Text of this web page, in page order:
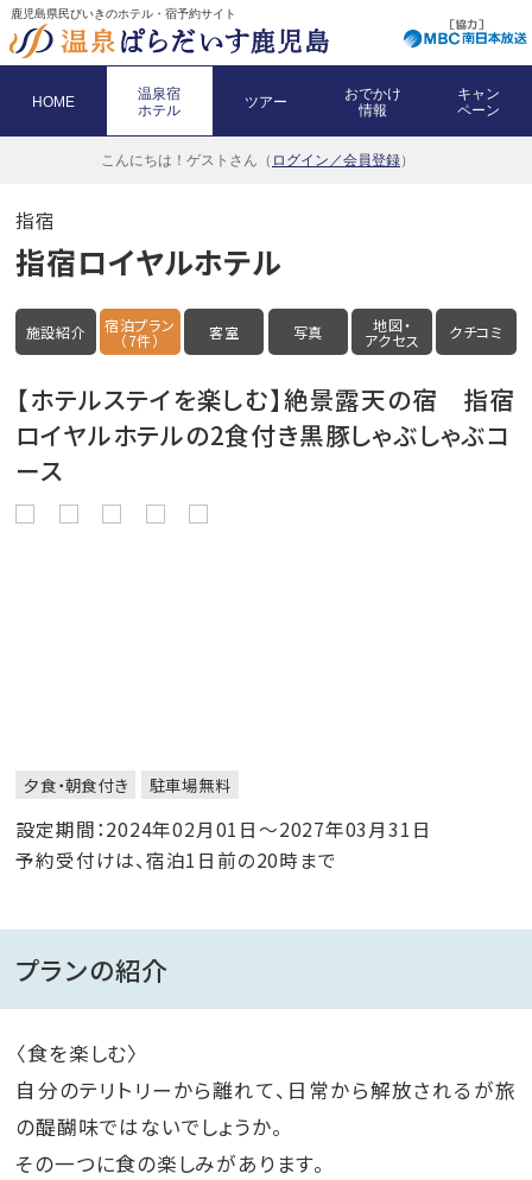
鹿児島県民びいきのホテル・宿予約サイト
HOME
温泉宿
ホテル
ツアー
おでかけ
情報
キャン
ペーン
こんにちは！ ゲストさん（ ログイン／会員登録）
指宿
指宿ロイヤルホテル
施設紹介 宿泊プラン
（7件） 客室 写真 地図・
アクセス クチコミ
【ホテルステイを楽しむ】絶景露天の宿 指宿
ロイヤルホテルの2食付き黒豚しゃぶしゃぶコ
ース
夕食・朝食付き 駐車場無料
設定期間：2024年02月01日～2027年03月31日
予約受付けは、宿泊1日前の20時まで
プランの紹介
〈食を楽しむ〉
自分のテリトリーから離れて、日常から解放されるが旅
の醍醐味ではないでしょうか。
その一つに食の楽しみがあります。